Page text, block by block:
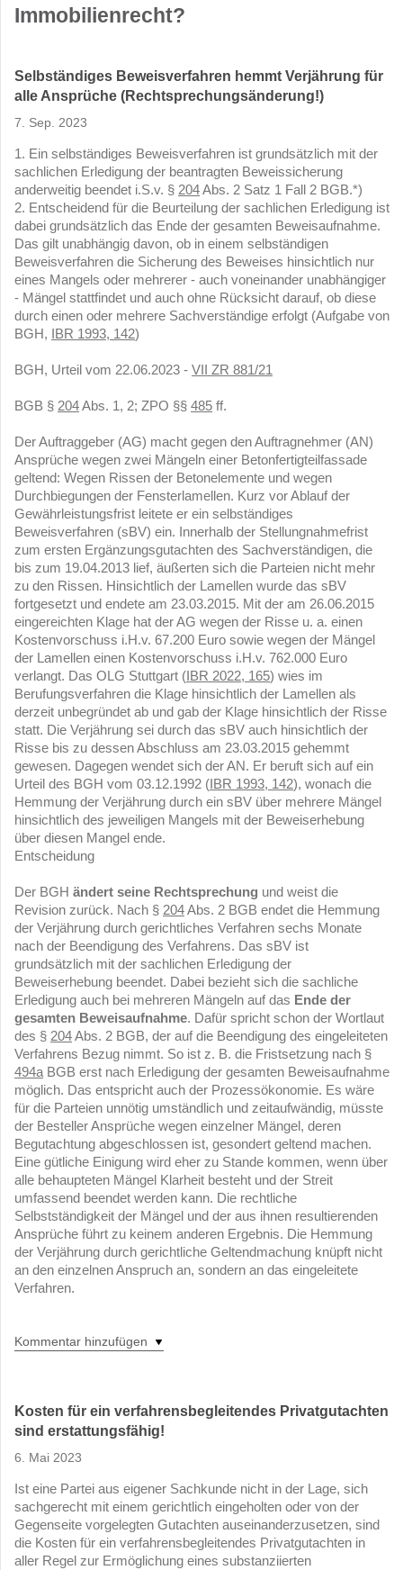
Immobilienrecht?
Selbständiges Beweisverfahren hemmt Verjährung für
alle Ansprüche (Rechtsprechungsänderung!)
7. Sep. 2023
1. Ein selbständiges Beweisverfahren ist grundsätzlich mit der
sachlichen Erledigung der beantragten Beweissicherung
anderweitig beendet i.S.v. § 204Abs. 2 Satz 1 Fall 2 BGB.*)
2. Entscheidend für die Beurteilung der sachlichen Erledigung ist
dabei grundsätzlich das Ende der gesamten Beweisaufnahme.
Das gilt unabhängig davon, ob in einem selbständigen
Beweisverfahren die Sicherung des Beweises hinsichtlich nur
eines Mangels oder mehrerer - auch voneinander unabhängiger
- Mängel stattfindet und auch ohne Rücksicht darauf, ob diese
durch einen oder mehrere Sachverständige erfolgt (Aufgabe von
BGH,
IBR 1993, 142)
BGH, Urteil vom 22.06.2023 - VII ZR 881/21
BGB § 204Abs. 1, 2; ZPO §§ 485 ff.
Der Auftraggeber (AG) macht gegen den Auftragnehmer (AN)
Ansprüche wegen zwei Mängeln einer Betonfertigteilfassade
geltend: Wegen Rissen der Betonelemente und wegen
Durchbiegungen der Fensterlamellen. Kurz vor Ablauf der
Gewährleistungsfrist leitete er ein selbständiges
Beweisverfahren (sBV) ein. Innerhalb der Stellungnahmefrist
zum ersten Ergänzungsgutachten des Sachverständigen, die
bis zum 19.04.2013 lief, äußerten sich die Parteien nicht mehr
zu den Rissen. Hinsichtlich der Lamellen wurde das sBV
fortgesetzt und endete am 23.03.2015. Mit der am 26.06.2015
eingereichten Klage hat der AG wegen der Risse u. a. einen
Kostenvorschuss i.H.v. 67.200 Euro sowie wegen der Mängel
der Lamellen einen Kostenvorschuss i.H.v. 762.000 Euro
verlangt. Das OLG Stuttgart ( IBR 2022, 165) wies im
Berufungsverfahren die Klage hinsichtlich der Lamellen als
derzeit unbegründet ab und gab der Klage hinsichtlich der Risse
statt. Die Verjährung sei durch das sBV auch hinsichtlich der
Risse bis zu dessen Abschluss am 23.03.2015 gehemmt
gewesen. Dagegen wendet sich der AN. Er beruft sich auf ein
Urteil des BGH vom 03.12.1992 ( IBR 1993, 142), wonach die
Hemmung der Verjährung durch ein sBV über mehrere Mängel
hinsichtlich des jeweiligen Mangels mit der Beweiserhebung
über diesen Mangel ende.
Entscheidung
Der BGH ändert seine Rechtsprechung und weist die
Revision zurück. Nach § 204Abs. 2 BGB endet die Hemmung
der Verjährung durch gerichtliches Verfahren sechs Monate
nach der Beendigung des Verfahrens. Das sBV ist
grundsätzlich mit der sachlichen Erledigung der
Beweiserhebung beendet. Dabei bezieht sich die sachliche
Erledigung auch bei mehreren Mängeln auf das Ende der
gesamten Beweisaufnahme. Dafür spricht schon der Wortlaut
des § 204Abs. 2 BGB, der auf die Beendigung des eingeleiteten
Verfahrens Bezug nimmt. So ist z. B. die Fristsetzung nach §
494a BGB erst nach Erledigung der gesamten Beweisaufnahme
möglich. Das entspricht auch der Prozessökonomie. Es wäre
für die Parteien unnötig umständlich und zeitaufwändig, müsste
der Besteller Ansprüche wegen einzelner Mängel, deren
Begutachtung abgeschlossen ist, gesondert geltend machen.
Eine gütliche Einigung wird eher zu Stande kommen, wenn über
alle behaupteten Mängel Klarheit besteht und der Streit
umfassend beendet werden kann. Die rechtliche
Selbstständigkeit der Mängel und der aus ihnen resultierenden
Ansprüche führt zu keinem anderen Ergebnis. Die Hemmung
der Verjährung durch gerichtliche Geltendmachung knüpft nicht
an den einzelnen Anspruch an, sondern an das eingeleitete
Verfahren.
Kommentar hinzufügen
Kosten für ein verfahrensbegleitendes Privatgutachten
sind erstattungsfähig!
6. Mai 2023
Ist eine Partei aus eigener Sachkunde nicht in der Lage, sich
sachgerecht mit einem gerichtlich eingeholten oder von der
Gegenseite vorgelegten Gutachten auseinanderzusetzen, sind
die Kosten für ein verfahrensbegleitendes Privatgutachten in
aller Regel zur Ermöglichung eines substanziierten